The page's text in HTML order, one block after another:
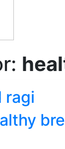
ragi